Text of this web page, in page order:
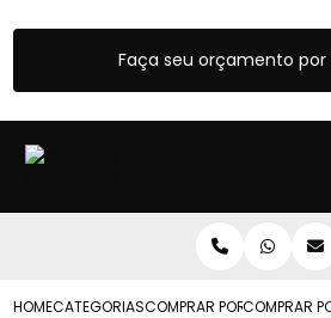
Faça seu orçamento por
HOMECATEGORIASCOMPRAR PORTOES
COMPRAR